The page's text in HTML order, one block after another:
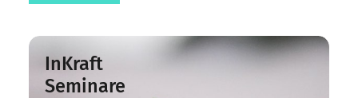
InKraft
Seminare